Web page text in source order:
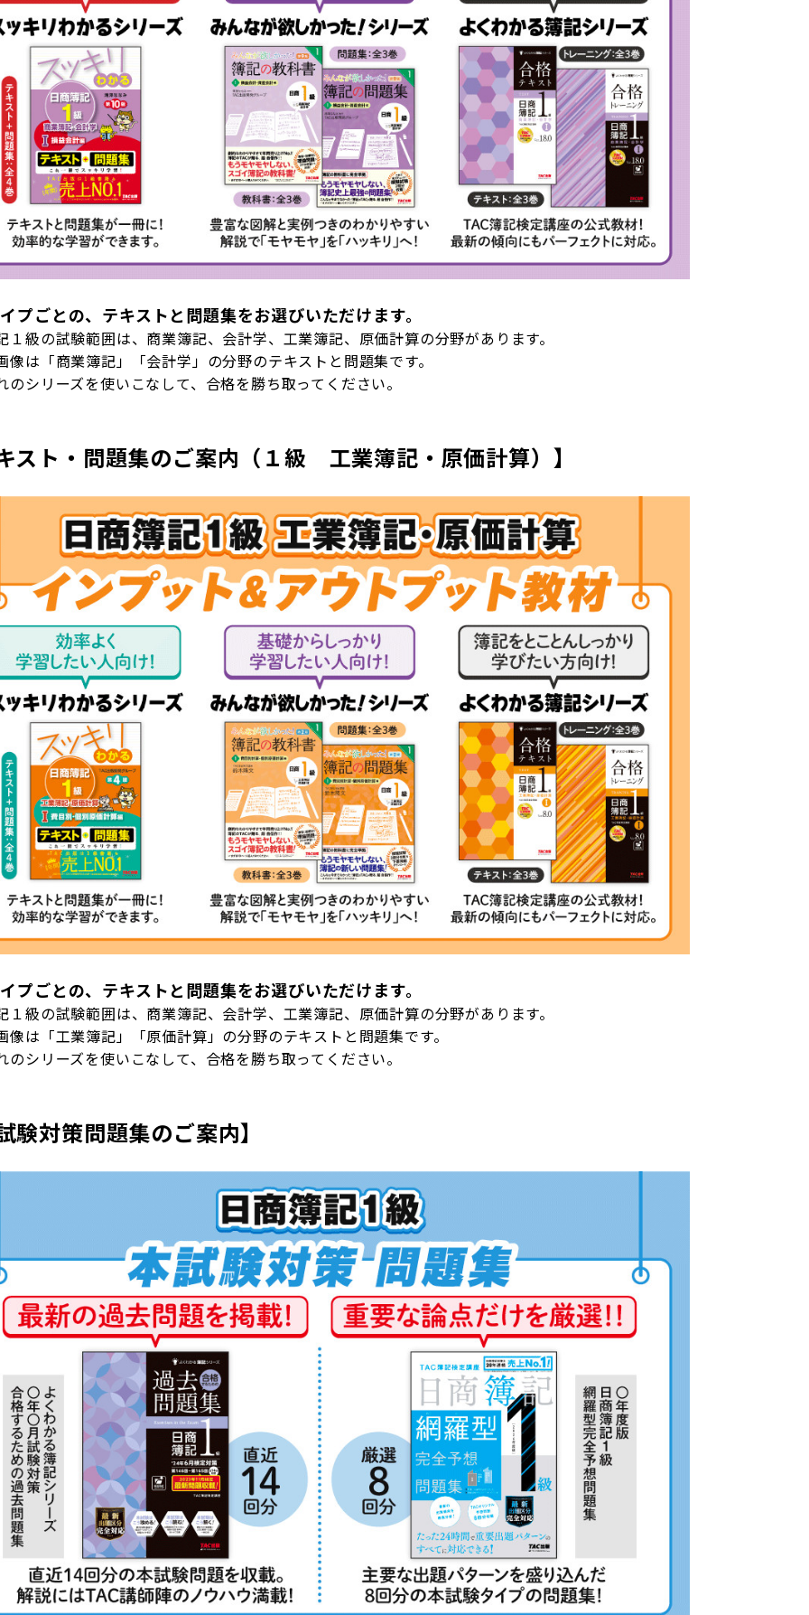
プごとの、テキストと問題集をお選びいただけます。
１級の試験範囲は、商業簿記、会計学、工業簿記、原価計算の分野があります。
像は「商業簿記」「会計学」の分野のテキストと問題集です。
のシリーズを使いこなして、合格を勝ち取ってください。
スト・問題集のご案内（１級 工業簿記・原価計算）】
プごとの、テキストと問題集をお選びいただけます。
１級の試験範囲は、商業簿記、会計学、工業簿記、原価計算の分野があります。
像は「工業簿記」「原価計算」の分野のテキストと問題集です。
のシリーズを使いこなして、合格を勝ち取ってください。
験対策問題集のご案内】